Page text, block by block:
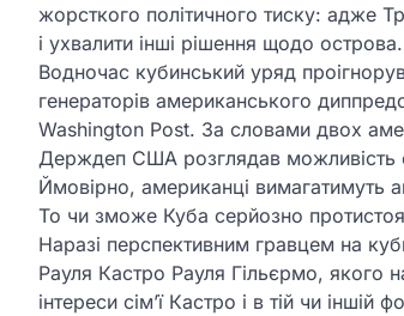
жорсткого політичного тиску: адже
і ухвалити інші рішення щодо острова.
Водночас кубинський уряд
генераторів американського
Washington Post. За словами двох
Держдеп США розглядав можливість
Ймовірно, американці вимагатимуть
То чи зможе Куба серйозно
Наразі перспективним гравцем на
Рауля Кастро Рауля Гільєрмо, якого
інтереси сім’ї Кастро і в тій чи